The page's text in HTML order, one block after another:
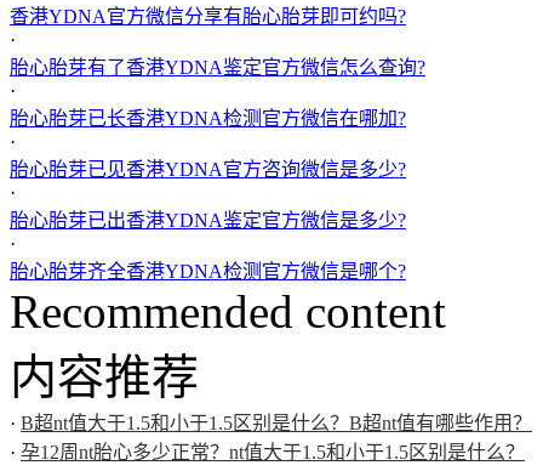
香港YDNA官方微信分享有胎心胎芽即可约吗?
·
胎心胎芽有了香港YDNA鉴定官方微信怎么查询?
·
胎心胎芽已长香港YDNA检测官方微信在哪加?
·
胎心胎芽已见香港YDNA官方咨询微信是多少?
·
胎心胎芽已出香港YDNA鉴定官方微信是多少?
·
胎心胎芽齐全香港YDNA检测官方微信是哪个?
Recommended content
内容推荐
· B超nt值大于1.5和小于1.5区别是什么？B超nt值有哪些作用？
· 孕12周nt胎心多少正常？nt值大于1.5和小于1.5区别是什么？